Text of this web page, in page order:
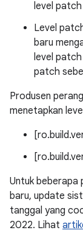
level
Level
baru
level
patch
Produsen
menetapkan
Untuk beberapa
baru, update
tanggal yang
2022. Lihat